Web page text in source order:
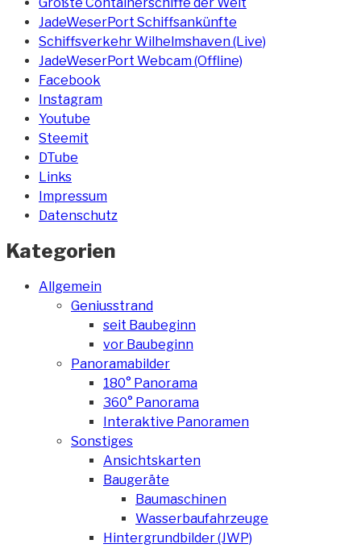
JadeWeserPort Schiffsankünfte
Schiffsverkehr Wilhelmshaven (Live)
JadeWeserPort Webcam (Offline)
Facebook
Instagram
Youtube
Steemit
DTube
Links
Impressum
Datenschutz
Kategorien
Allgemein
Geniusstrand
seit Baubeginn
vor Baubeginn
Panoramabilder
180° Panorama
360° Panorama
Interaktive Panoramen
Sonstiges
Ansichtskarten
Baugeräte
Baumaschinen
Wasserbaufahrzeuge
Hintergrundbilder (JWP)